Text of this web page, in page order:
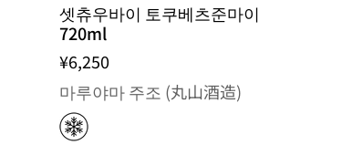
셋츄우바이 토쿠베츠준마이
720ml
¥6,250
마루야마 주조 (丸山酒造)